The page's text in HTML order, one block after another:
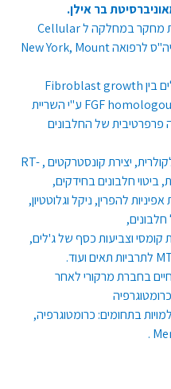
• למירב גרבי ניסיון של 3 שנים בעבודת מחקר במחלקה ל Cellular
and Developmental Biology בביה"ס לרפואה New York, Mount
• במסגרת עבודה זו חקרה את ההבדלים בין Fibroblast growth
factors -FGFs לבין FGF homologous factors FHFs ע"י השריית
פרפרטיבית של החלבונים
• למירב מומחיות בשיטות: ביולוגיה מולקולרית, יצירת קונסטרקטים , RT-
להפרין, ניקל וגלוטטיון,
חלבונים,
קומסי וצביעות כסף של ג'לים,
החיים בחברת מרקורי לאחר
בתחומים: כרומטוגרפיה,